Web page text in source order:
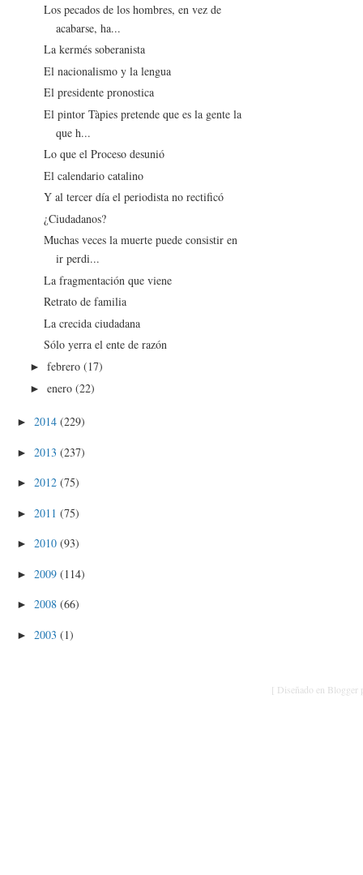
Los pecados de los hombres, en vez de
acabarse, ha...
La kermés soberanista
El nacionalismo y la lengua
El presidente pronostica
El pintor Tàpies pretende que es la gente la
que h...
Lo que el Proceso desunió
El calendario catalino
Y al tercer día el periodista no rectificó
¿Ciudadanos?
Muchas veces la muerte puede consistir en
ir perdi...
La fragmentación que viene
Retrato de familia
La crecida ciudadana
Sólo yerra el ente de razón
►febrero(17)
►enero(22)
► 2014 (229)
► 2013 (237)
► 2012 (75)
► 2011 (75)
► 2010 (93)
► 2009 (114)
► 2008 (66)
► 2003 (1)
[ Diseñado en Blogger